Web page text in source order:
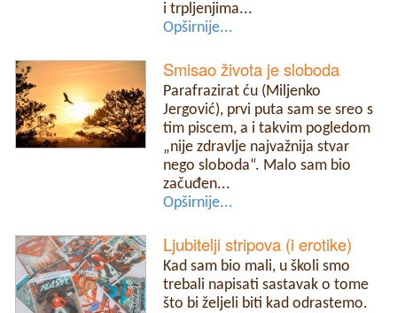
i trpljenjima...
Opširnije...
Smisao života je sloboda
Parafrazirat ću (Miljenko
Jergović), prvi puta sam se sreo s
tim piscem, a i takvim pogledom
„nije zdravlje najvažnija stvar
nego sloboda“. Malo sam bio
začuđen...
Opširnije...
Ljubitelji stripova (i erotike)
Kad sam bio mali, u školi smo
trebali napisati sastavak o tome
što bi željeli biti kad odrastemo.